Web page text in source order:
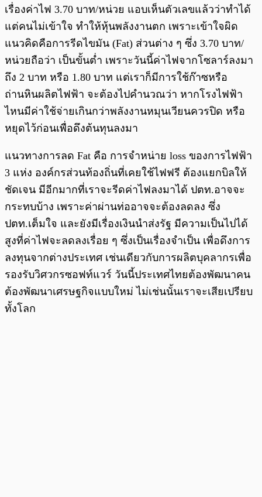
เรื่องค่าไฟ 3.70 บาท/หน่วย แอบเห็นตัวเลขแล้วว่าทำได้
แต่คนไม่เข้าใจ ทำให้หุ้นพลังงานตก เพราะเข้าใจผิด
แนวคิดคือการรีดไขมัน (Fat) ส่วนต่าง ๆ ซึ่ง 3.70 บาท/
หน่วยถือว่า เป็นขั้นต่ำ เพราะวันนี้ค่าไฟจากโซลาร์ลงมา
ถึง 2 บาท หรือ 1.80 บาท แต่เราก็มีการใช้ก๊าซหรือ
ถ่านหินผลิตไฟฟ้า จะต้องไปคำนวณว่า หากโรงไฟฟ้า
ไหนมีค่าใช้จ่ายเกินกว่าพลังงานหมุนเวียนควรปิด หรือ
หยุดไว้ก่อนเพื่อดึงต้นทุนลงมา
แนวทางการลด Fat คือ การจำหน่าย loss ของการไฟฟ้า
3 แห่ง องค์กรส่วนท้องถิ่นที่เคยใช้ไฟฟรี ต้องแยกบิลให้
ชัดเจน มีอีกมากที่เราจะรีดค่าไฟลงมาได้ ปตท.อาจจะ
กระทบบ้าง เพราะค่าผ่านท่ออาจจะต้องลดลง ซึ่ง
ปตท.เต็มใจ และยังมีเรื่องเงินนำส่งรัฐ มีความเป็นไปได้
สูงที่ค่าไฟจะลดลงเรื่อย ๆ ซึ่งเป็นเรื่องจำเป็น เพื่อดึงการ
ลงทุนจากต่างประเทศ เช่นเดียวกับการผลิตบุคลากรเพื่อ
รองรับวิศวกรซอฟท์แวร์ วันนี้ประเทศไทยต้องพัฒนาคน
ต้องพัฒนาเศรษฐกิจแบบใหม่ ไม่เช่นนั้นเราจะเสียเปรียบ
ทั้งโลก